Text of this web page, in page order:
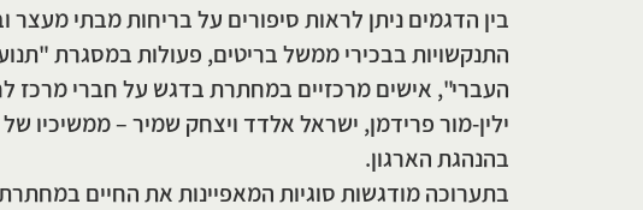
בין הדגמים ניתן לראות סיפורים על בריחות מבתי מעצר
התנקשויות בבכירי ממשל בריטים, פעולות במסגרת
העברי", אישים מרכזיים במחתרת בדגש על חברי מרכז
ילין-מור פרידמן, ישראל אלדד ויצחק שמיר – ממשיכיו של
בהנהגת הארגון.
בתערוכה מודגשות סוגיות המאפיינות את החיים